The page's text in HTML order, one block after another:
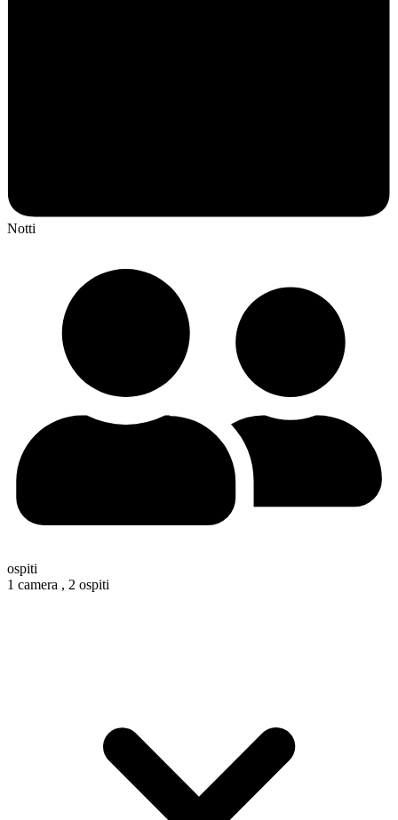
Notti
ospiti
1 camera , 2 ospiti